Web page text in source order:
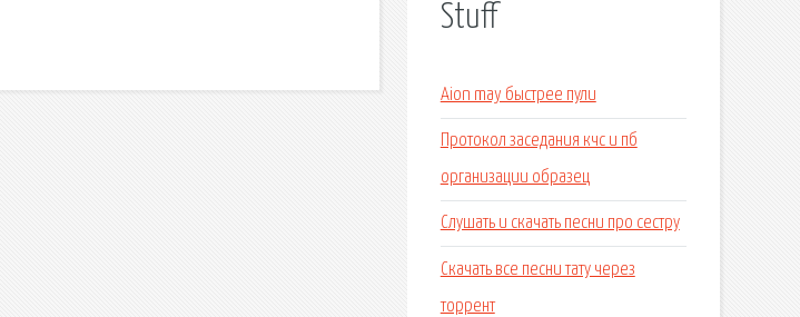
Stuff
Aion may быстрее пули
Протокол заседания кчс и пб
организации образец
Слушать и скачать песни про сестру
Скачать все песни тату через
торрент